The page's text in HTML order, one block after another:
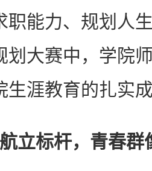
职能力、规划人
划大赛中，学院
生涯教育的扎实
立标杆，青春群